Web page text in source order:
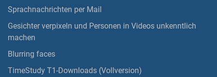
Sprachnachrichten per Mail
Gesichter verpixeln und Personen in Videos unkenntlich
machen
Blurring faces
TimeStudy T1-Downloads (Vollversion)